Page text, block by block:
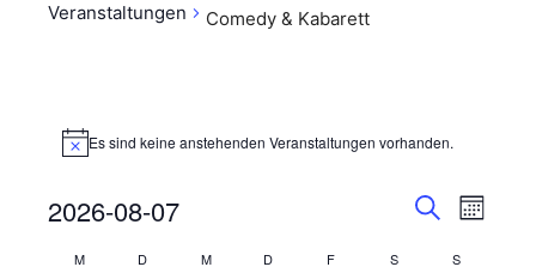
Veranstaltungen Comedy & Kabarett
Veranstaltungen
HinweisEs sind keine anstehenden Veranstaltungen vorhanden.
Suche
Monat
2026-08-07
M
D
M
D
FFreitag SSamstag S